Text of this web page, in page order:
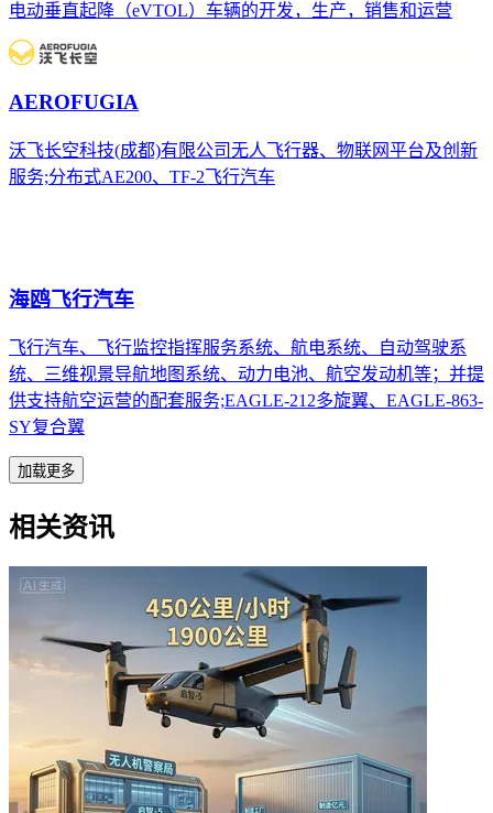
电动垂直起降（eVTOL）车辆的开发，生产，销售和运营
AEROFUGIA
沃飞长空科技(成都)有限公司无人飞行器、物联网平台及创新
服务;分布式AE200、TF-2飞行汽车
海鸥飞行汽车
飞行汽车、飞行监控指挥服务系统、航电系统、自动驾驶系
统、三维视景导航地图系统、动力电池、航空发动机等；并提
供支持航空运营的配套服务;EAGLE-212多旋翼、EAGLE-863-
SY复合翼
加载更多
相关资讯